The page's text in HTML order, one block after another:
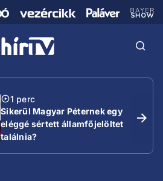
1 perc
Sikerül Magyar Péternek egy
eléggé sértett államfőjelöltet
találnia?